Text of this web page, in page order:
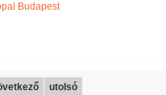
Budapest
utolsó